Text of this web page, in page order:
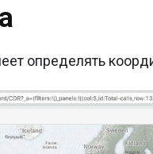
определять